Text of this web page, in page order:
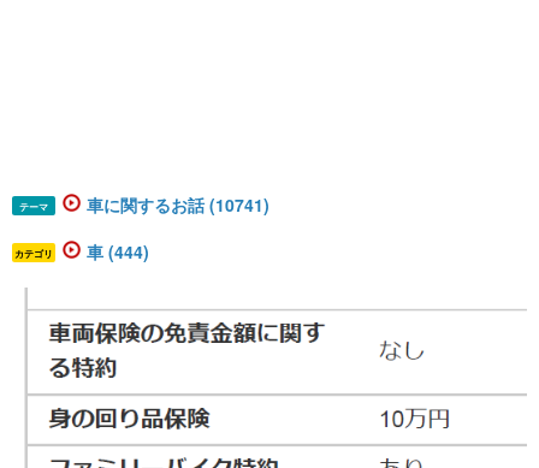
テーマ 車に関するお話 (10741)
カテゴリ 車 (444)